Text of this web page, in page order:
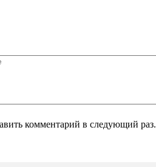
комментарий в следующий раз.